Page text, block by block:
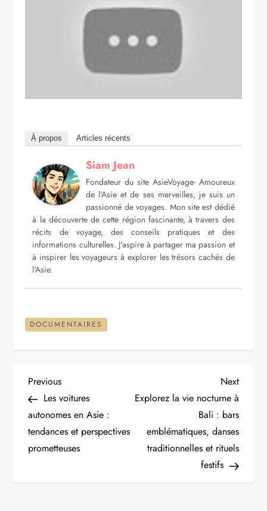
À propos Articles récents
Siam Jean
Fondateur du site AsieVoyage- Amoureux
de l'Asie et de ses merveilles, je suis un
passionné de voyages. Mon site est dédié
à la découverte de cette région fascinante, à travers des
récits de voyage, des conseils pratiques et des
informations culturelles. J'aspire à partager ma passion et
à inspirer les voyageurs à explorer les trésors cachés de
l'Asie.
DOCUMENTAIRES
N
a
v
Previous
Post
Previous
Les voitures
autonomes en Asie :
tendances et perspectives
prometteuses
Next
Post
Next
Explorez la vie nocturne à
Bali : bars
emblématiques, danses
traditionnelles et rituels
festifs